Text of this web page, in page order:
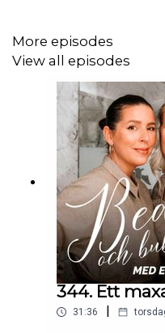
Klipps av Gabriella Lahti.
More episodes
View all episodes
344. Ett
31:36